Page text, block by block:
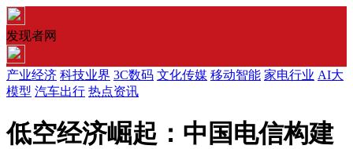
发现者网
产业经济 科技业界 3C数码 文化传媒 移动智能 家电行业 AI大
模型 汽车出行 热点资讯
低空经济崛起：中国电信构建